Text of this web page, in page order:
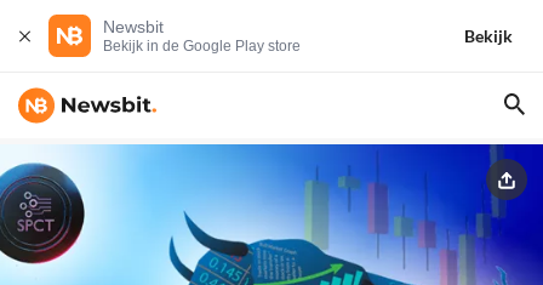
Newsbit
Bekijk in de Google Play store
Bekijk